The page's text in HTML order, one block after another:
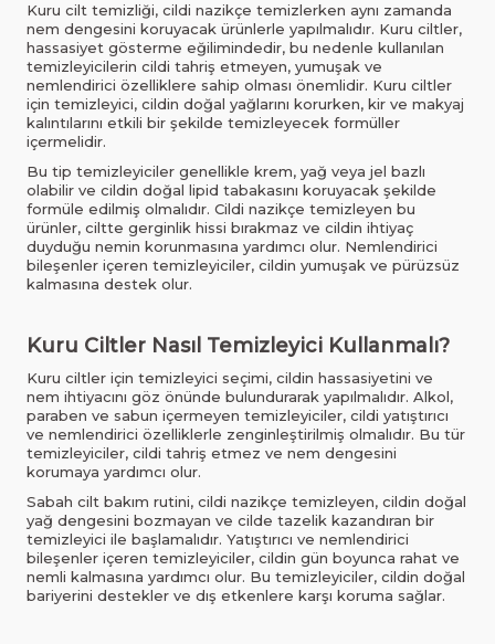
Kuru cilt temizliği, cildi nazikçe temizlerken aynı zamanda
nem dengesini koruyacak ürünlerle yapılmalıdır. Kuru ciltler,
hassasiyet gösterme eğilimindedir, bu nedenle kullanılan
temizleyicilerin cildi tahriş etmeyen, yumuşak ve
nemlendirici özelliklere sahip olması önemlidir. Kuru ciltler
için temizleyici, cildin doğal yağlarını korurken, kir ve makyaj
kalıntılarını etkili bir şekilde temizleyecek formüller
içermelidir.
Bu tip temizleyiciler genellikle krem, yağ veya jel bazlı
olabilir ve cildin doğal lipid tabakasını koruyacak şekilde
formüle edilmiş olmalıdır. Cildi nazikçe temizleyen bu
ürünler, ciltte gerginlik hissi bırakmaz ve cildin ihtiyaç
duyduğu nemin korunmasına yardımcı olur. Nemlendirici
bileşenler içeren temizleyiciler, cildin yumuşak ve pürüzsüz
kalmasına destek olur.
Kuru Ciltler Nasıl Temizleyici Kullanmalı?
Kuru ciltler için temizleyici seçimi, cildin hassasiyetini ve
nem ihtiyacını göz önünde bulundurarak yapılmalıdır. Alkol,
paraben ve sabun içermeyen temizleyiciler, cildi yatıştırıcı
ve nemlendirici özelliklerle zenginleştirilmiş olmalıdır. Bu tür
temizleyiciler, cildi tahriş etmez ve nem dengesini
korumaya yardımcı olur.
Sabah cilt bakım rutini, cildi nazikçe temizleyen, cildin doğal
yağ dengesini bozmayan ve cilde tazelik kazandıran bir
temizleyici ile başlamalıdır. Yatıştırıcı ve nemlendirici
bileşenler içeren temizleyiciler, cildin gün boyunca rahat ve
nemli kalmasına yardımcı olur. Bu temizleyiciler, cildin doğal
bariyerini destekler ve dış etkenlere karşı koruma sağlar.